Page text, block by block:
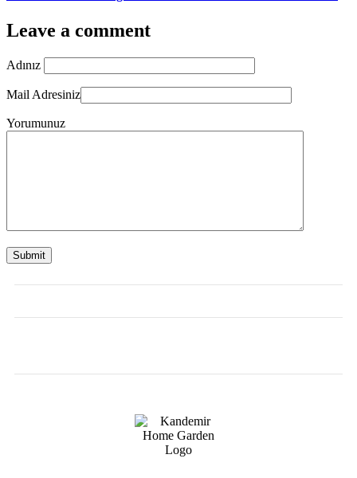
Leave a comment
Adınız
Mail Adresiniz
Yorumunuz
Submit